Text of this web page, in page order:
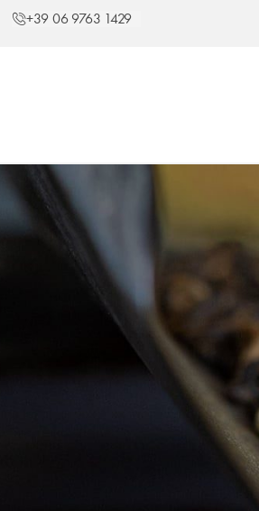
+39 06 9763 1429